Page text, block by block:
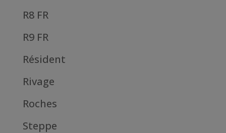
R8 FR
R9 FR
Résident
Rivage
Roches
Steppe